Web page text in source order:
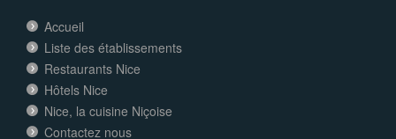
Accueil
Liste des établissements
Restaurants Nice
Hôtels Nice
Nice, la cuisine Niçoise
Contactez nous